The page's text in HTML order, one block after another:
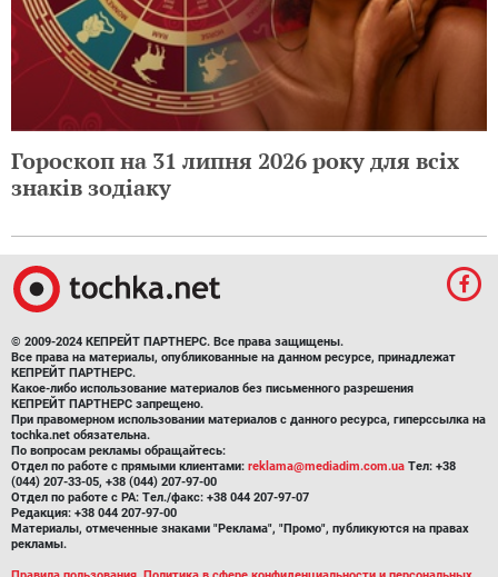
Гороскоп на 31 липня 2026 року для всіх
знаків зодіаку
© 2009-2024 КЕПРЕЙТ ПАРТНЕРС. Все права защищены.
Все права на материалы, опубликованные на данном ресурсе, принадлежат
КЕПРЕЙТ ПАРТНЕРС.
Какое-либо использование материалов без письменного разрешения
КЕПРЕЙТ ПАРТНЕРС запрещено.
При правомерном использовании материалов с данного ресурса, гиперссылка на
tochka.net обязательна.
По вопросам рекламы обращайтесь:
Отдел по работе с прямыми клиентами: reklama@mediadim.com.ua Тел: +38
(044) 207-33-05, +38 (044) 207-97-00
Отдел по работе с РА: Тел./факс: +38 044 207-97-07
Редакция: +38 044 207-97-00
Материалы, отмеченные знаками "Реклама", "Промо", публикуются на правах
рекламы.